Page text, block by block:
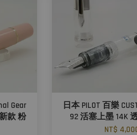
Gear
款 粉
日本 PILOT 百樂
92 活塞上墨 14K
NT$